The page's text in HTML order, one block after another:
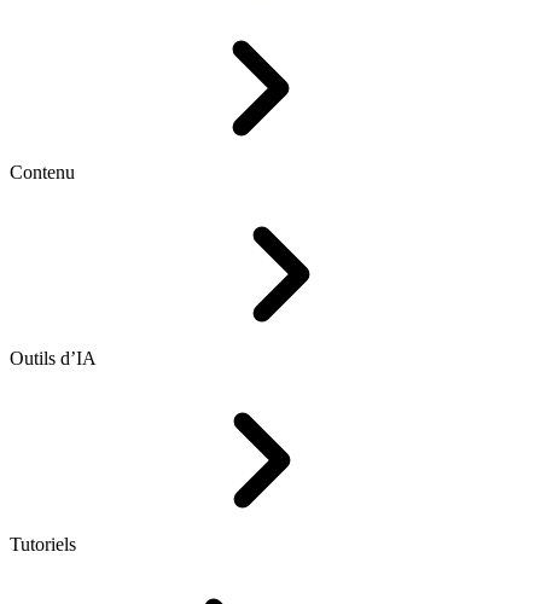
Contenu
Outils d’IA
Tutoriels